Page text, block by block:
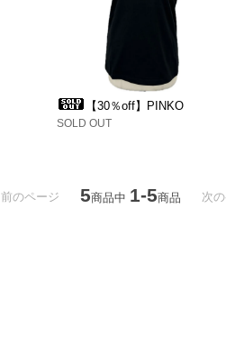
【30％off】PINKO
SOLD OUT
前のページ 5商品中 1-5商品 次